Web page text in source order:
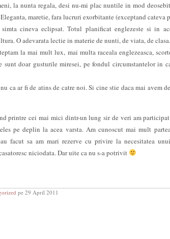
la nunta regala, desi nu-mi plac nuntile in mod
maretie, fara lucruri exorbitante (exceptand cateva
cineva eclipsat. Totul planificat englezeste si in
O adevarata lectie in materie de nunti, de viata, de clasa.
la mai mult lux, mai multa raceala englezeasca,
sunt doar gusturile miresei, pe fondul circumstantelor in
ca ar fi de atins de catre noi. Si cine stie daca mai avem
printre cei mai mici dintr-un lung sir de veri am
pe deplin la acea varsta. Am cunoscut mai mult
facut sa am mari rezerve cu privire la necesitatea
niciodata. Dar uite ca nu s-a potrivit
pe 29 April 2011